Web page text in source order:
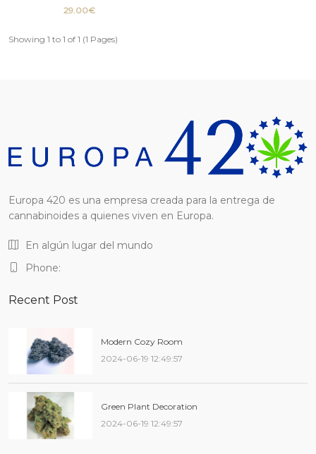
29.00€
Showing 1 to 1 of 1 (1 Pages)
Europa 420 es una empresa creada para la entrega de
cannabinoides a quienes viven en Europa.
En algún lugar del mundo
Phone:
Recent Post
Modern Cozy Room
2024-06-19 12:49:57
Green Plant Decoration
2024-06-19 12:49:57